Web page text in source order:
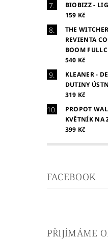
BIOBIZZ -
159 Kč
THE
REVIENTA
BOOM
540 Kč
KLEANER -
DUTINY
319 Kč
PROPOT
KVĚTNÍK NA
399 Kč
FACEBOOK
PŘIJÍMÁME